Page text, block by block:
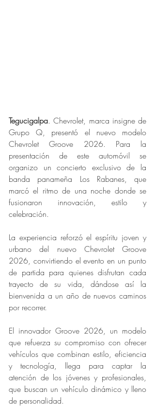
Tegucigalpa. Chevrolet, marca insigne de
Grupo Q, presentó el nuevo modelo
Chevrolet Groove 2026. Para la
presentación de este automóvil se
organizo un concierto exclusivo de la
banda panameña Los Rabanes, que
marcó el ritmo de una noche donde se
fusionaron innovación, estilo y
celebración.
La experiencia reforzó el espíritu joven y
urbano del nuevo Chevrolet Groove
2026, convirtiendo el evento en un punto
de partida para quienes disfrutan cada
trayecto de su vida, dándose así la
bienvenida a un año de nuevos caminos
por recorrer.
El innovador Groove 2026, un modelo
que refuerza su compromiso con ofrecer
vehículos que combinan estilo, eficiencia
y tecnología, llega para captar la
atención de los jóvenes y profesionales,
que buscan un vehículo dinámico y lleno
de personalidad.